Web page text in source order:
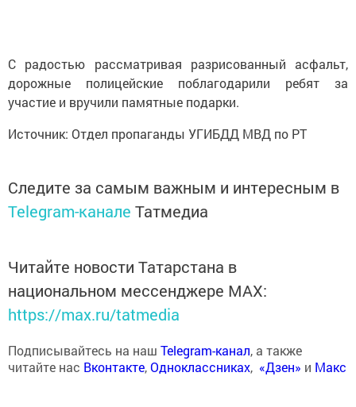
С радостью рассматривая разрисованный асфальт,
дорожные полицейские поблагодарили ребят за
участие и вручили памятные подарки.
Источник: Отдел пропаганды УГИБДД МВД по РТ
Следите за самым важным и интересным в
Telegram-канале Татмедиа
Читайте новости Татарстана в
национальном мессенджере MАХ:
https://max.ru/tatmedia
Подписывайтесь на наш Telegram-канал, а также
читайте нас Вконтакте,Одноклассниках, «Дзен» и Макс